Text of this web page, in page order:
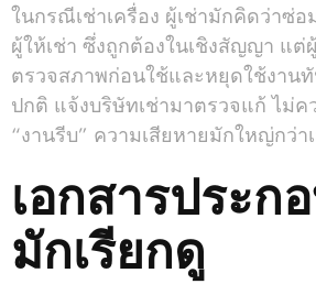
ในกรณีเช่าเครื่อง ผู้เช่ามักคิดว่าซ่อ
ผู้ให้เช่า ซึ่งถูกต้องในเชิงสัญญา แต่
ตรวจสภาพก่อนใช้และหยุดใช้งาน
ปกติ แจ้งบริษัทเช่ามาตรวจแก้ ไม่ค
“งานรีบ” ความเสียหายมักใหญ่กว่า
เอกสารประก
มักเรียกดู